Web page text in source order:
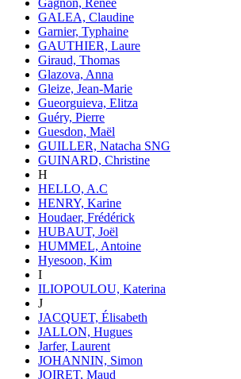
Gagnon, Renée
GALEA, Claudine
Garnier, Typhaine
GAUTHIER, Laure
Giraud, Thomas
Glazova, Anna
Gleize, Jean-Marie
Gueorguieva, Elitza
Guéry, Pierre
Guesdon, Maël
GUILLER, Natacha SNG
GUINARD, Christine
H
HELLO, A.C
HENRY, Karine
Houdaer, Frédérick
HUBAUT, Joël
HUMMEL, Antoine
Hyesoon, Kim
I
ILIOPOULOU, Katerina
J
JACQUET, Élisabeth
JALLON, Hugues
Jarfer, Laurent
JOHANNIN, Simon
JOIRET, Maud